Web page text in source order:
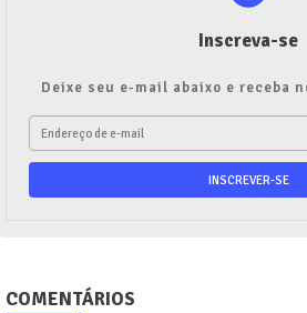
Inscreva-se
Deixe seu e-mail abaixo e receba
COMENTÁRIOS